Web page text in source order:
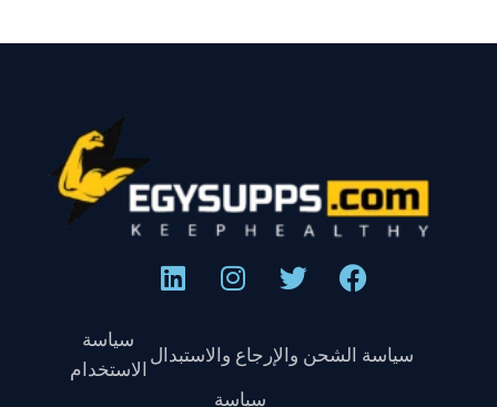
سياسة الشحن والإرجاع والاستبدال
سياسة
الاستخدام
سياسة